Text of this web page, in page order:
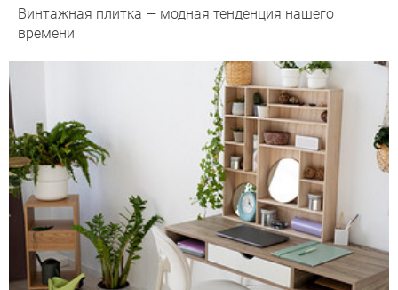
Винтажная плитка — модная тенденция нашего
времени